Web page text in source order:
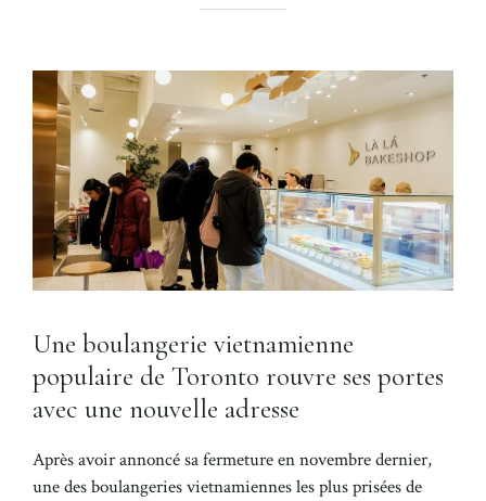
Une boulangerie vietnamienne
populaire de Toronto rouvre ses portes
avec une nouvelle adresse
Après avoir annoncé sa fermeture en novembre dernier,
une des boulangeries vietnamiennes les plus prisées de